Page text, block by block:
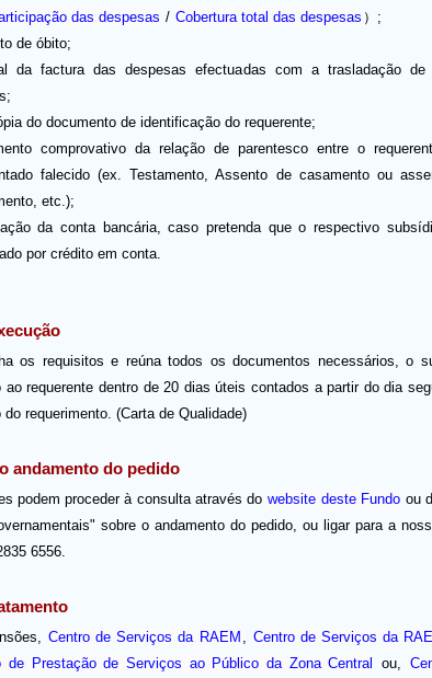
das despesas / Cobertura total das despesas ）;
de óbito;
da factura das despesas efectuadas com a trasladação de
do documento de identificação do requerente;
comprovativo da relação de parentesco entre o
falecido (ex. Testamento, Assento de casamento ou
etc.);
da conta bancária, caso pretenda que o respectivo
por crédito em conta.
os requisitos e reúna todos os documentos necessários, o
ao requerente dentro de 20 dias úteis contados a partir do dia
do requerimento. (Carta de Qualidade)
andamento do pedido
podem proceder à consulta através do website deste Fundo ou
sobre o andamento do pedido, ou ligar para a
6556.
Centro de Serviços da RAEM , Centro de Serviços da
de Prestação de Serviços ao Público da Zona Central ou,